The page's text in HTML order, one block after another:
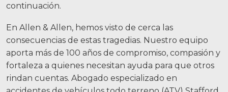
continuación.
En Allen & Allen, hemos visto de cerca las
consecuencias de estas tragedias. Nuestro equipo
aporta más de 100 años de compromiso, compasión y
fortaleza a quienes necesitan ayuda para que otros
rindan cuentas. Abogado especializado en